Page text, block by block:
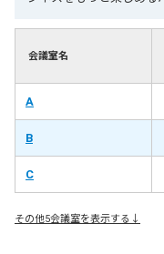
会議室名
A
B
C
その他5会議室を表示する↓